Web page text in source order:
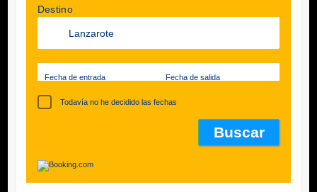
Destino
Fecha de entrada Fecha de salida
Todavía no he decidido las fechas